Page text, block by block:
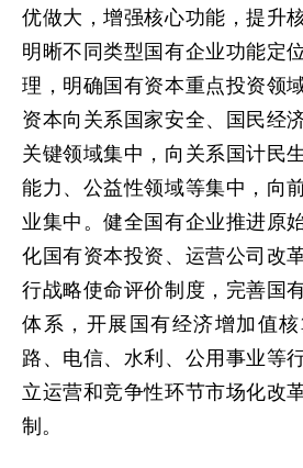
优做大，增强核心功能，提升
明晰不同类型国有企业功能定
理，明确国有资本重点投资领
资本向关系国家安全、国民经
关键领域集中，向关系国计民
能力、公益性领域等集中，向
业集中。健全国有企业推进原
化国有资本投资、运营公司改
行战略使命评价制度，完善国
体系，开展国有经济增加值
路、电信、水利、公用事业等
立运营和竞争性环节市场化改
制。